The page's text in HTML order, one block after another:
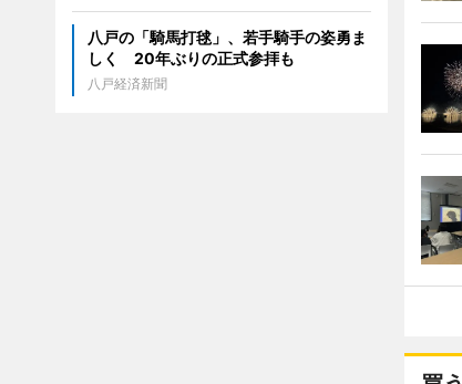
八戸の「騎馬打毬」、若手騎手の姿勇ま
しく 20年ぶりの正式参拝も
八戸経済新聞